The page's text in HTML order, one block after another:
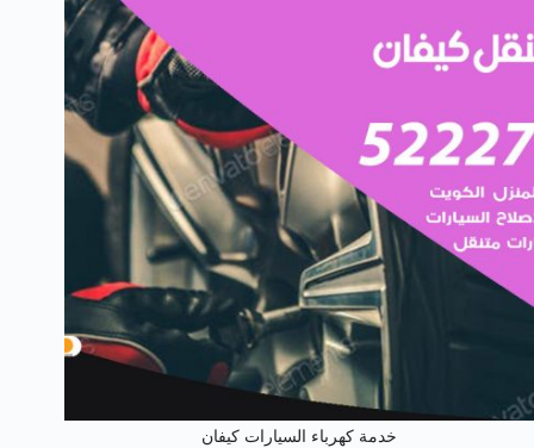
خدمة كهرباء السيارات كيفان